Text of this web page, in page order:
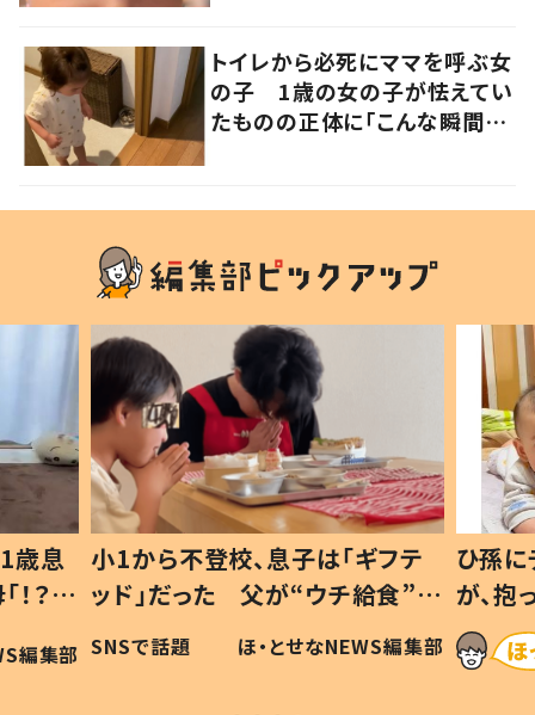
トイレから必死にママを呼ぶ女
の子 1歳の女の子が怯えてい
たものの正体に「こんな瞬間
歳息
？」
編集部
小1から不登校、息子は「ギフテ
ッド」だった 父が“ウチ給食”を
作り続ける理由とは #令和の親
#令和の子
SNSで話題 ほ・とせなNEWS編集部
ひ孫
が、
「涙が
い」